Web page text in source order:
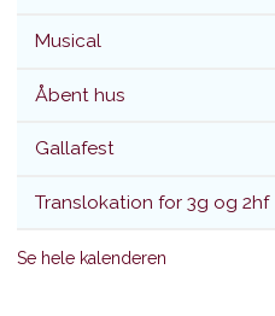
Musical
Åbent hus
Gallafest
Translokation for 3g og 2hf
Se hele kalenderen